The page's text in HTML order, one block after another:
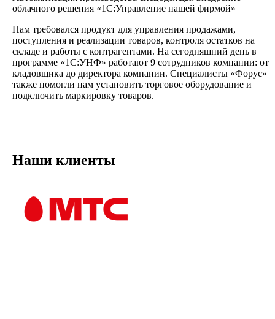
облачного решения «1С:Управление нашей фирмой»
Нам требовался продукт для управления продажами,
поступления и реализации товаров, контроля остатков на
складе и работы с контрагентами. На сегодняшний день в
программе «1С:УНФ» работают 9 сотрудников компании: от
кладовщика до директора компании. Специалисты «Форус»
также помогли нам установить торговое оборудование и
подключить маркировку товаров.
Наши клиенты